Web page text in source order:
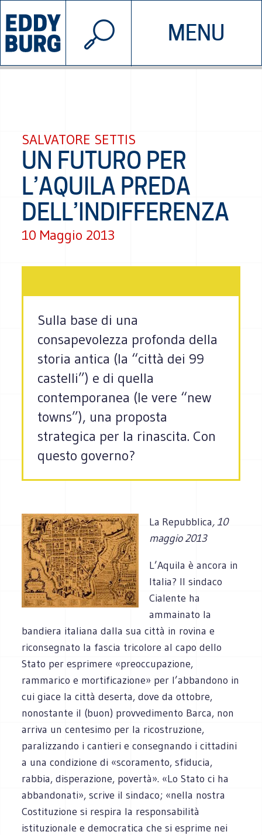
MENU
INIZIATIVE CHI SIAMO
© 2026 EDDYBURG
SALVATORE SETTIS
UN FUTURO PER
L’AQUILA PREDA
DELL’INDIFFERENZA
10 Maggio 2013
Sulla base di una
consapevolezza profonda della
storia antica (la “città dei 99
castelli”) e di quella
contemporanea (le vere “new
towns”), una proposta
strategica per la rinascita. Con
questo governo?
La Repubblica, 10
maggio 2013
L’Aquila è ancora in
Italia? Il sindaco
Cialente ha
ammainato la
bandiera italiana dalla sua città in rovina e
riconsegnato la fascia tricolore al capo dello
Stato per esprimere «preoccupazione,
rammarico e mortificazione» per l’abbandono in
cui giace la città deserta, dove da ottobre,
nonostante il (buon) provvedimento Barca, non
arriva un centesimo per la ricostruzione,
paralizzando i cantieri e consegnando i cittadini
a una condizione di «scoramento, sfiducia,
rabbia, disperazione, povertà». «Lo Stato ci ha
abbandonati», scrive il sindaco; «nella nostra
Costituzione si respira la responsabilità
istituzionale e democratica che si esprime nei